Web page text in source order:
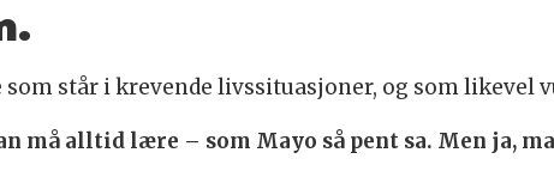
står i krevende livssituasjoner, og som likevel
må alltid lære – som Mayo så pent sa. Men ja,